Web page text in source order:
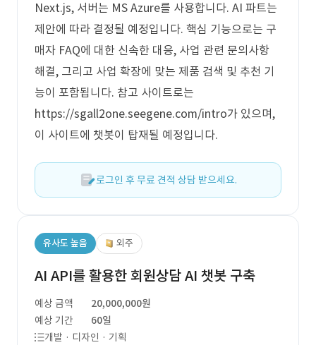
Next.js, 서버는 MS Azure를 사용합니다. AI 파트는
제안에 따라 결정될 예정입니다. 핵심 기능으로는 구
매자 FAQ에 대한 신속한 대응, 사업 관련 문의사항
해결, 그리고 사업 확장에 맞는 제품 검색 및 추천 기
능이 포함됩니다. 참고 사이트로는
https://sgall2one.seegene.com/intro가 있으며,
이 사이트에 챗봇이 탑재될 예정입니다.
로그인 후 무료 견적 상담 받으세요.
유사도 높음 외주
AI API를 활용한 회원상담 AI 챗봇 구축
예상 금액
20,000,000원
예상 기간
60일
개발 · 디자인 · 기획